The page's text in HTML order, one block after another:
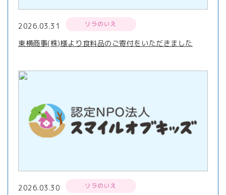
2026.03.31 リラのいえ
東横商事(株)様より食料品のご寄付をいただきました
2026.03.30 リラのいえ